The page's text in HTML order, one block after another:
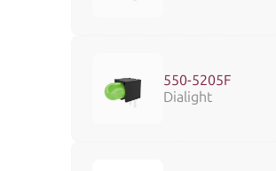
550-5205F
Dialight